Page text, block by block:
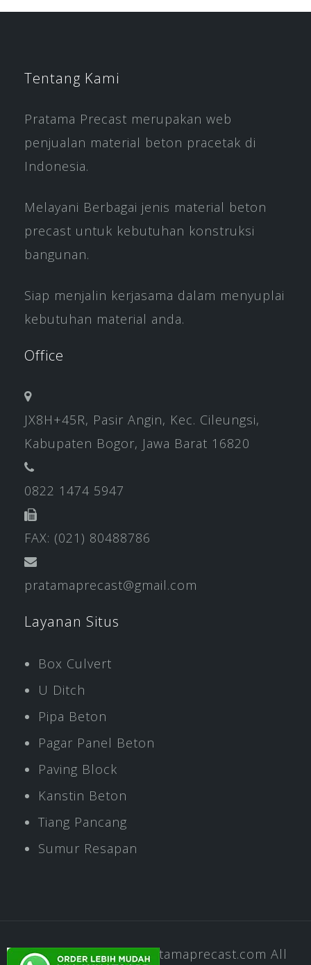
Tentang Kami
Pratama Precast merupakan web
penjualan material beton pracetak di
Indonesia.
Melayani Berbagai jenis material beton
precast untuk kebutuhan konstruksi
bangunan.
Siap menjalin kerjasama dalam menyuplai
kebutuhan material anda.
Office
JX8H+45R, Pasir Angin, Kec. Cileungsi,
Kabupaten Bogor, Jawa Barat 16820
0822 1474 5947
FAX: (021) 80488786
pratamaprecast@gmail.com
Layanan Situs
Box Culvert
U Ditch
Pipa Beton
Pagar Panel Beton
Paving Block
Kanstin Beton
Tiang Pancang
Sumur Resapan
Copyright © 2020Pratamaprecast.com All